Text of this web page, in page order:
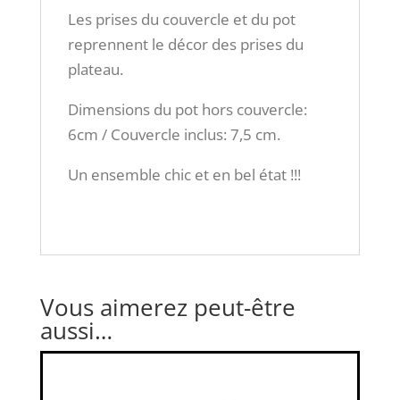
Les prises du couvercle et du pot
reprennent le décor des prises du
plateau.
Dimensions du pot hors couvercle:
6cm / Couvercle inclus: 7,5 cm.
Un ensemble chic et en bel état !!!
Vous aimerez peut-être
aussi…